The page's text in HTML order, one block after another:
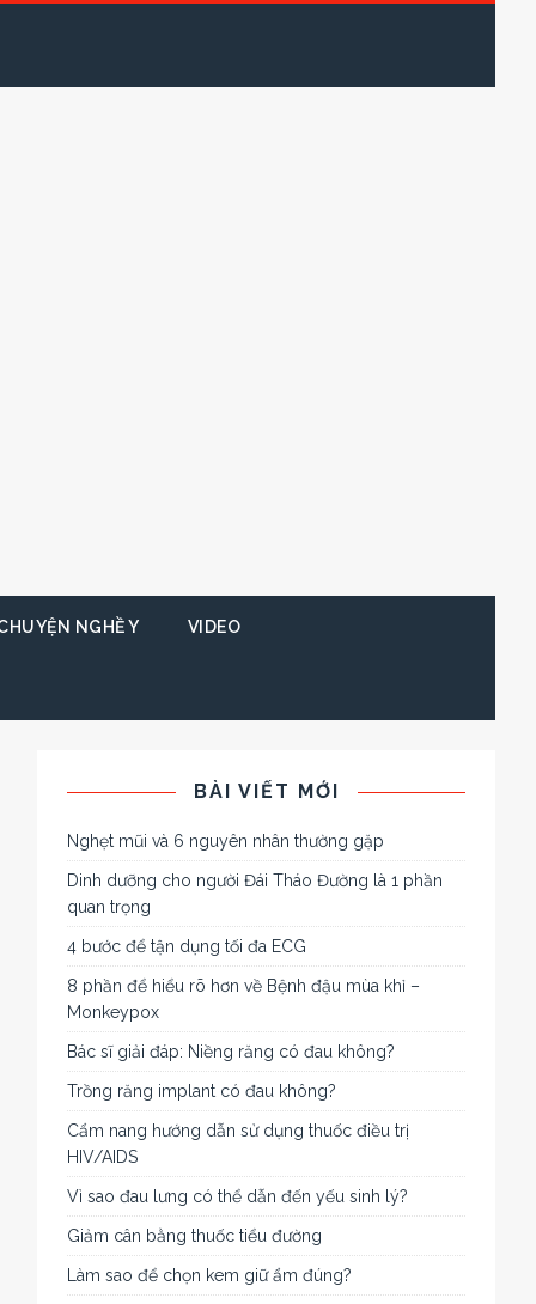
NGHỀ Y VIDEO
BÀI VIẾT MỚI
Nghẹt mũi và 6 nguyên nhân thường gặp
Dinh dưỡng cho người Đái Tháo Đường là 1 phần
quan trọng
4 bước để tận dụng tối đa ECG
8 phần để hiểu rõ hơn về Bệnh đậu mùa khỉ –
Monkeypox
Bác sĩ giải đáp: Niềng răng có đau không?
Trồng răng implant có đau không?
Cẩm nang hướng dẫn sử dụng thuốc điều trị
HIV/AIDS
Vì sao đau lưng có thể dẫn đến yếu sinh lý?
Giảm cân bằng thuốc tiểu đường
Làm sao để chọn kem giữ ẩm đúng?